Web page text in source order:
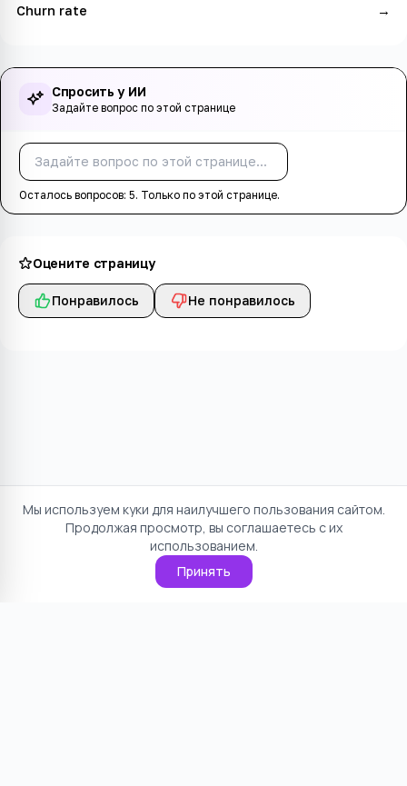
Churn rate →
Спросить у ИИ
Задайте вопрос по этой странице
Осталось вопросов: 5. Только по этой странице.
Оцените страницу
Понравилось Не понравилось
Мы используем куки для наилучшего пользования сайтом.
Продолжая просмотр, вы соглашаетесь с их
использованием.
Принять